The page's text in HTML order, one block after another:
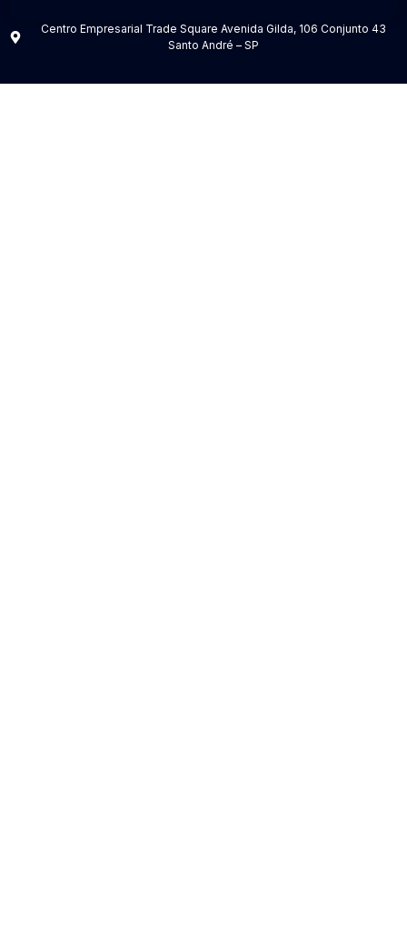
Centro Empresarial Trade Square Avenida Gilda, 106 Conjunto 43
Santo André – SP